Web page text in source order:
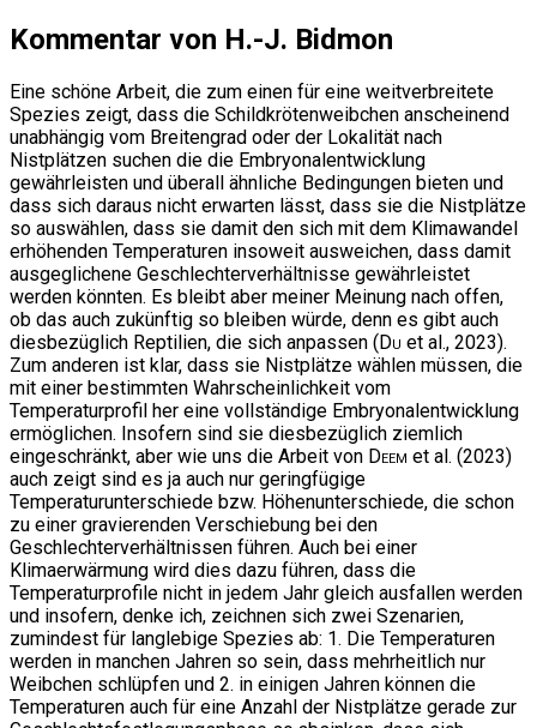
Kommentar von H.-J. Bidmon
Eine schöne Arbeit, die zum einen für eine weitverbreitete
Spezies zeigt, dass die Schildkrötenweibchen anscheinend
unabhängig vom Breitengrad oder der Lokalität nach
Nistplätzen suchen die die Embryonalentwicklung
gewährleisten und überall ähnliche Bedingungen bieten und
dass sich daraus nicht erwarten lässt, dass sie die Nistplätze
so auswählen, dass sie damit den sich mit dem Klimawandel
erhöhenden Temperaturen insoweit ausweichen, dass damit
ausgeglichene Geschlechterverhältnisse gewährleistet
werden könnten. Es bleibt aber meiner Meinung nach offen,
ob das auch zukünftig so bleiben würde, denn es gibt auch
diesbezüglich Reptilien, die sich anpassen (Du et al., 2023).
Zum anderen ist klar, dass sie Nistplätze wählen müssen, die
mit einer bestimmten Wahrscheinlichkeit vom
Temperaturprofil her eine vollständige Embryonalentwicklung
ermöglichen. Insofern sind sie diesbezüglich ziemlich
eingeschränkt, aber wie uns die Arbeit von Deem et al. (2023)
auch zeigt sind es ja auch nur geringfügige
Temperaturunterschiede bzw. Höhenunterschiede, die schon
zu einer gravierenden Verschiebung bei den
Geschlechterverhältnissen führen. Auch bei einer
Klimaerwärmung wird dies dazu führen, dass die
Temperaturprofile nicht in jedem Jahr gleich ausfallen werden
und insofern, denke ich, zeichnen sich zwei Szenarien,
zumindest für langlebige Spezies ab: 1. Die Temperaturen
werden in manchen Jahren so sein, dass mehrheitlich nur
Weibchen schlüpfen und 2. in einigen Jahren können die
Temperaturen auch für eine Anzahl der Nistplätze gerade zur